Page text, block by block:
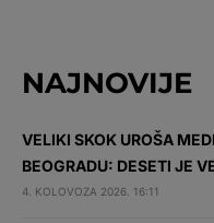
NAJNOVIJE
VELIKI SKOK UROŠA
BEOGRADU: DESETI JE
4. KOLOVOZA 2026. 16:11